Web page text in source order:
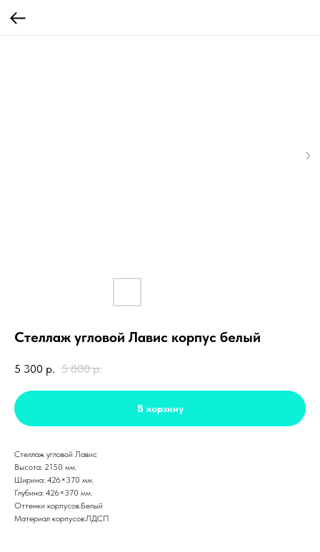
Стеллаж угловой Лавис корпус белый
5 300 р. 5 800 р.
В корзину
Стеллаж угловой Лавис
Высота: 2150 мм.
Ширина: 426×370 мм.
Глубина: 426×370 мм.
Оттенки корпусов:Белый
Материал корпусов:ЛДСП